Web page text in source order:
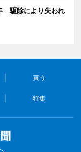
駆除により失われ
買う
特集